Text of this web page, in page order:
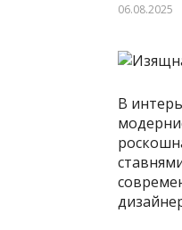
06.08.2025
В